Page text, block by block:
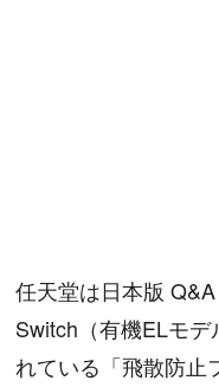
任天堂は日本版
Switch（有機ELモ
れている「飛散防止